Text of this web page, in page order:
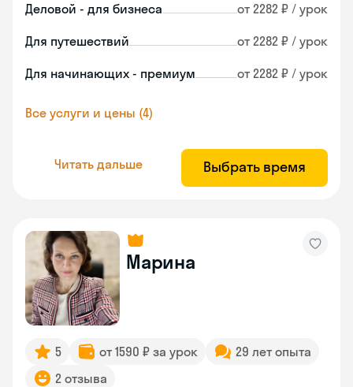
Деловой - для бизнеса от 2282 ₽ / урок
Для путешествий от 2282 ₽ / урок
Для начинающих - премиум от 2282 ₽ / урок
Все услуги и цены (4)
Читать дальше Выбрать время
Марина
5 от 1590 ₽ за урок
29 лет опыта
2 отзыва